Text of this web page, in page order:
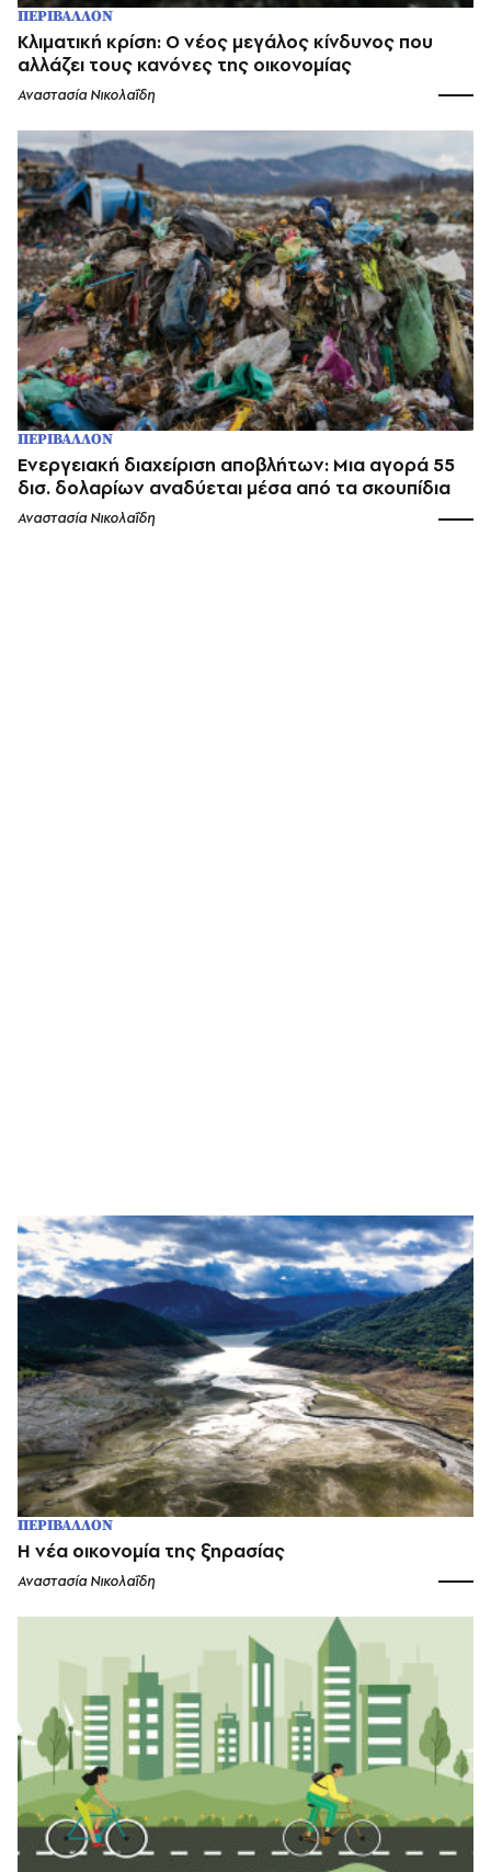
ΠΕΡΙΒΑΛΛΟΝ
Κλιματική κρίση: Ο νέος μεγάλος κίνδυνος που
αλλάζει τους κανόνες της οικονομίας
Αναστασία Νικολαΐδη
ΠΕΡΙΒΑΛΛΟΝ
Ενεργειακή διαχείριση αποβλήτων: Μια αγορά 55
δισ. δολαρίων αναδύεται μέσα από τα σκουπίδια
Αναστασία Νικολαΐδη
ΠΕΡΙΒΑΛΛΟΝ
Η νέα οικονομία της ξηρασίας
Αναστασία Νικολαΐδη